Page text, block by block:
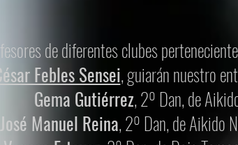
de diferentes clubes
Febles Sensei, guiarán nuestro
Gema Gutiérrez, 2º Dan, de
José Manuel Reina, 2º Dan, de Aikido